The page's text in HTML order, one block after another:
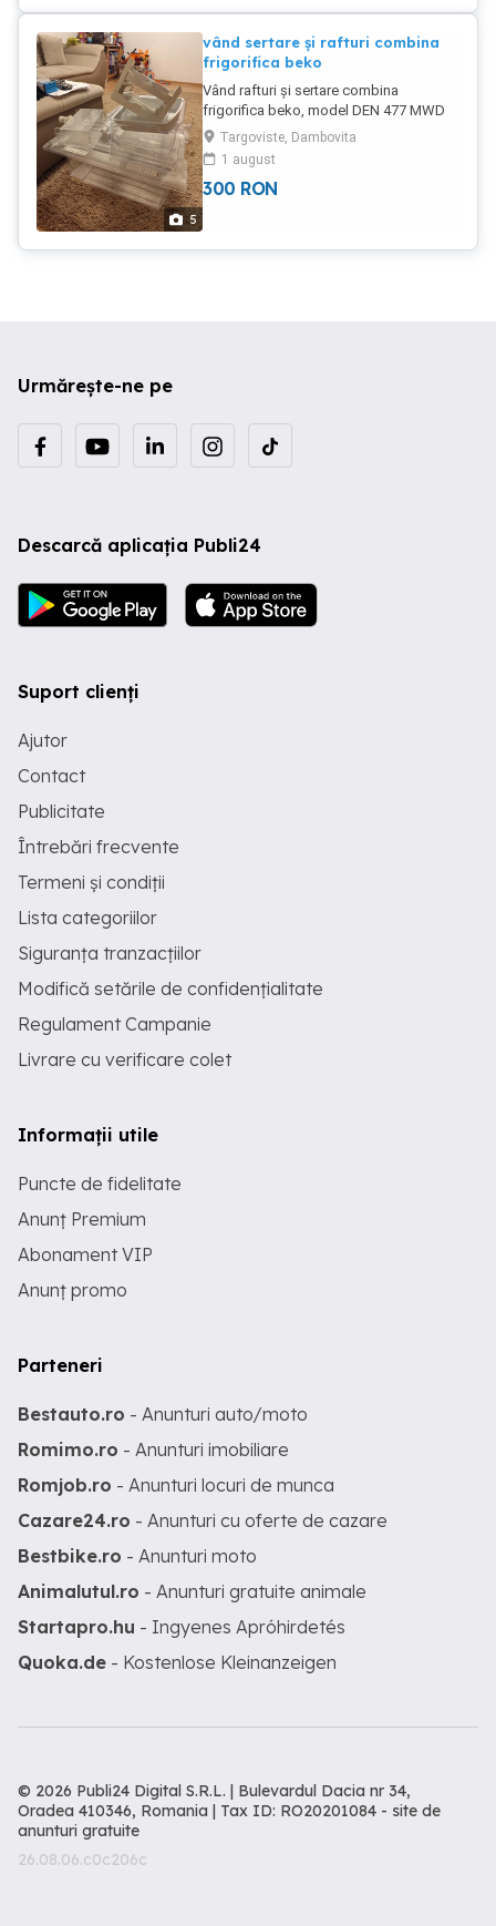
5
vând sertare și rafturi combina
frigorifica beko
Vând rafturi și sertare combina
frigorifica beko, model DEN 477 MWD
,stare foarte buna, menționez că se pot
vinde toate sau pe bucăți.
Targoviste, Dambovita
1 august
300 RON
Urmărește-ne pe
Descarcă aplicația Publi24
Suport clienți
Ajutor
Contact
Publicitate
Întrebări frecvente
Termeni și condiții
Lista categoriilor
Siguranța tranzacțiilor
Modifică setările de confidențialitate
Regulament Campanie
Livrare cu verificare colet
Informații utile
Puncte de fidelitate
Anunț Premium
Abonament VIP
Anunț promo
Parteneri
Bestauto.ro - Anunturi auto/moto
Romimo.ro - Anunturi imobiliare
Romjob.ro - Anunturi locuri de munca
Cazare24.ro - Anunturi cu oferte de cazare
Bestbike.ro - Anunturi moto
Animalutul.ro - Anunturi gratuite animale
Startapro.hu - Ingyenes Apróhirdetés
Quoka.de - Kostenlose Kleinanzeigen
© 2026 Publi24 Digital S.R.L. | Bulevardul Dacia nr 34,
Oradea 410346, Romania | Tax ID: RO20201084 - site de
anunturi gratuite
26.08.06.c0c206c